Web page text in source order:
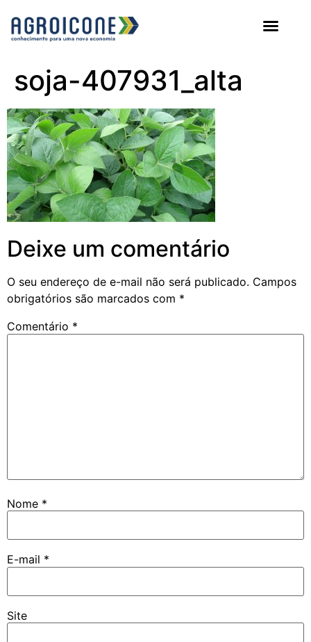
soja-407931_alta
Deixe um comentário
O seu endereço de e-mail não será publicado. Campos
obrigatórios são marcados com *
Comentário *
Nome *
E-mail *
Site